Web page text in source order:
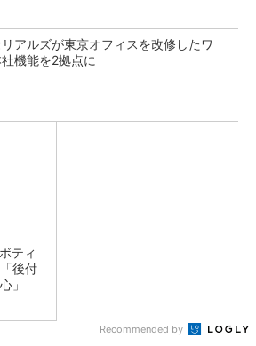
アルズが東京オフィスを改修したワ
機能を2拠点に
ティ
後付
」
Recommended by